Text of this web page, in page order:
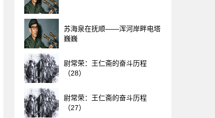
苏海泉在抚顺——浑河岸畔电塔
巍巍
尉常荣：王仁斋的奋斗历程
（28）
尉常荣：王仁斋的奋斗历程
（27）